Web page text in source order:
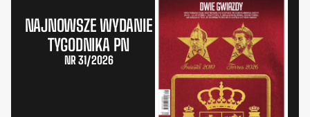
NAJNOWSZE WYDANIE
TYGODNIKA PN
NR 31/2026